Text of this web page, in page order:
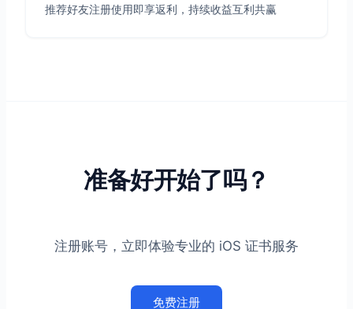
推荐好友注册使用即享返利，持续收益互利共赢
准备好开始了吗？
注册账号，立即体验专业的 iOS 证书服务
免费注册